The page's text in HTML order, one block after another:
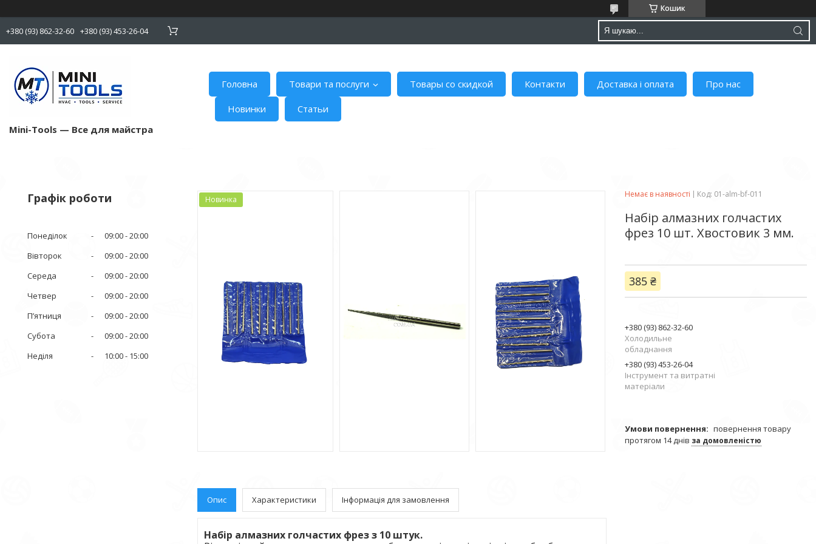
Кошик
+380 (93) 862-32-60 +380 (93) 453-26-04
Mini-Tools — Все для майстра
Головна Товари та послуги Товары со скидкой Контакти Доставка і оплата Про нас
Новинки Статьи
Графік роботи
Понеділок 09:00 20:00
Вівторок
09:00 20:00
Середа
09:00 20:00
Четвер
09:00 20:00
Пʼятниця
09:00 20:00
Субота
09:00 20:00
Неділя
10:00 15:00
Новинка
Опис Характеристики Інформація для замовлення
Набір алмазних голчастих фрез з 10 штук.
Немає в наявності Код: 01-alm-bf-011
Набір алмазних голчастих
фрез 10 шт. Хвостовик 3 мм.
385 ₴
+380 (93) 862-32-60
Холодильне
обладнання
+380 (93) 453-26-04
Інструмент та витратні
матеріали
повернення товару
протягом 14 днів за домовленістю